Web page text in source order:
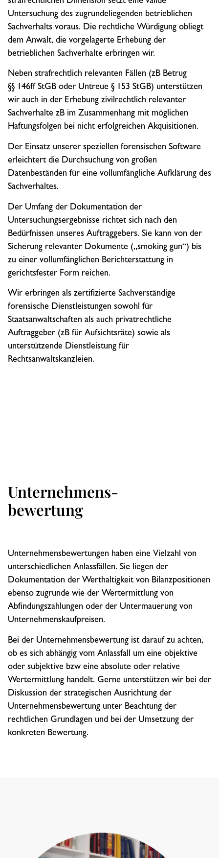
Untersuchung des zugrundeliegenden betrieblichen
Sachverhalts voraus. Die rechtliche Würdigung obliegt
dem Anwalt, die vorgelagerte Erhebung der
betrieblichen Sachverhalte erbringen wir.
Neben strafrechtlich relevanten Fällen (zB Betrug
§§ 146ff StGB oder Untreue § 153 StGB) unterstützen
wir auch in der Erhebung zivilrechtlich relevanter
Sachverhalte zB im Zusammenhang mit möglichen
Haftungsfolgen bei nicht erfolgreichen Akquisitionen.
Der Einsatz unserer speziellen forensischen Software
erleichtert die Durchsuchung von großen
Datenbeständen für eine vollumfängliche Aufklärung des
Sachverhaltes.
Der Umfang der Dokumentation der
Untersuchungsergebnisse richtet sich nach den
Bedürfnissen unseres Auftraggebers. Sie kann von der
Sicherung relevanter Dokumente („smoking gun“) bis
zu einer vollumfänglichen Berichterstattung in
gerichtsfester Form reichen.
Wir erbringen als zertifizierte Sachverständige
forensische Dienstleistungen sowohl für
Staatsanwaltschaften als auch privatrechtliche
Auftraggeber (zB für Aufsichtsräte) sowie als
unterstützende Dienstleistung für
Rechtsanwaltskanzleien.
Unternehmens­
bewertung
Unternehmensbewertungen haben eine Vielzahl von
unterschiedlichen Anlassfällen. Sie liegen der
Dokumentation der Werthaltigkeit von Bilanzpositionen
ebenso zugrunde wie der Wertermittlung von
Abfindungszahlungen oder der Untermauerung von
Unternehmenskaufpreisen.
Bei der Unternehmensbewertung ist darauf zu achten,
ob es sich abhängig vom Anlassfall um eine objektive
oder subjektive bzw eine absolute oder relative
Wertermittlung handelt. Gerne unterstützen wir bei der
Diskussion der strategischen Ausrichtung der
Unternehmensbewertung unter Beachtung der
rechtlichen Grundlagen und bei der Umsetzung der
konkreten Bewertung.